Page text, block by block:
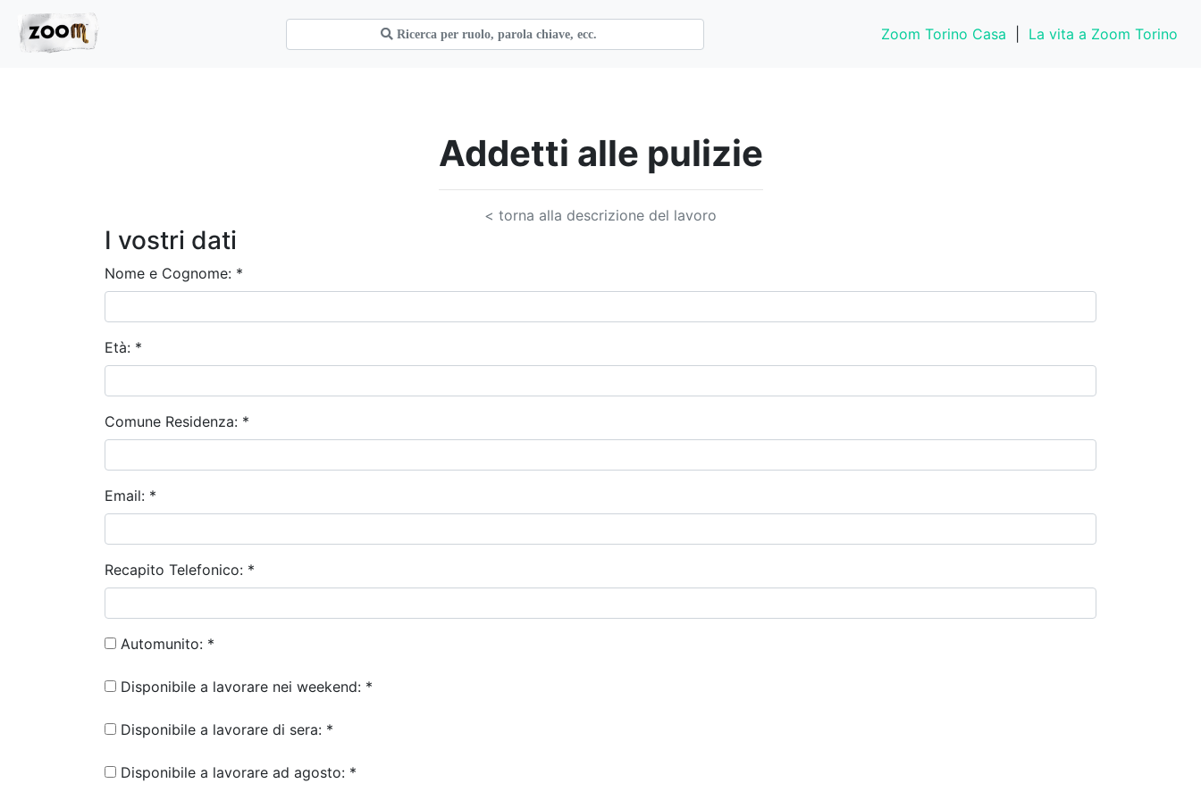
Zoom Torino Casa La vita a Zoom Torino
Addetti alle pulizie
< torna alla descrizione del lavoro
I vostri dati
Nome e Cognome: *
Età: *
Comune Residenza: *
Email: *
Recapito Telefonico: *
Automunito: *
Disponibile a lavorare nei weekend: *
Disponibile a lavorare di sera: *
Disponibile a lavorare ad agosto: *